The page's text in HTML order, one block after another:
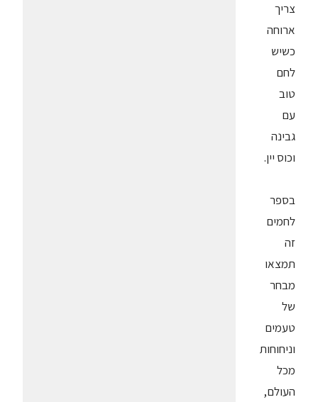
צריך
ארוחה
כשיש
לחם
טוב
עם
גבינה
וכוס יין.
בספר
לחמים
זה
תמצאו
מבחר
של
טעמים
וניחוחות
מכל
העולם,